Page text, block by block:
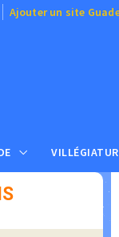
Ajouter un site